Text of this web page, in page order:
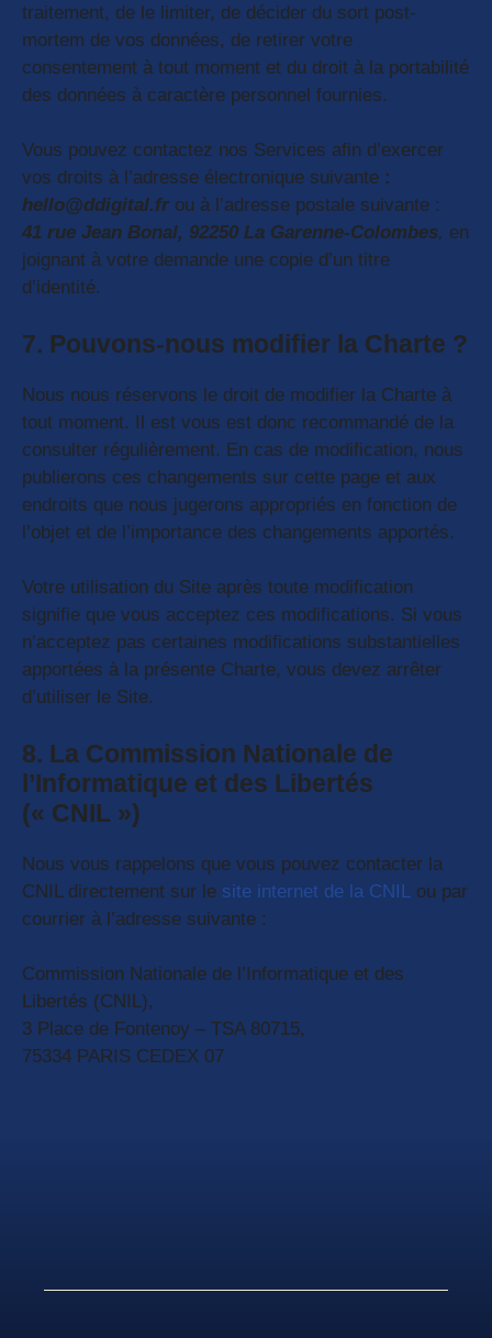
traitement, de le limiter, de décider du sort post-
mortem de vos données, de retirer votre
consentement à tout moment et du droit à la portabilité
des données à caractère personnel fournies.
Vous pouvez contactez nos Services afin d’exercer
vos droits à l’adresse électronique suivante :
hello@ddigital.fr ou à l’adresse postale suivante :
41 rue Jean Bonal, 92250 La Garenne-Colombes, en
joignant à votre demande une copie d’un titre
d’identité.
7. Pouvons-nous modifier la Charte ?
Nous nous réservons le droit de modifier la Charte à
tout moment. Il est vous est donc recommandé de la
consulter régulièrement. En cas de modification, nous
publierons ces changements sur cette page et aux
endroits que nous jugerons appropriés en fonction de
l’objet et de l’importance des changements apportés.
Votre utilisation du Site après toute modification
signifie que vous acceptez ces modifications. Si vous
n’acceptez pas certaines modifications substantielles
apportées à la présente Charte, vous devez arrêter
d’utiliser le Site.
8. La Commission Nationale de
l’Informatique et des Libertés
(« CNIL »)
Nous vous rappelons que vous pouvez contacter la
CNIL directement sur le site internet de la CNIL
ou par
courrier à l’adresse suivante :
Commission Nationale de l’Informatique et des
Libertés (CNIL),
3 Place de Fontenoy – TSA 80715,
75334 PARIS CEDEX 07